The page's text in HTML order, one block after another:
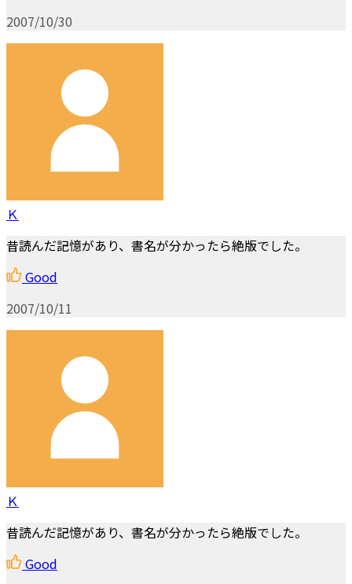
2007/10/30
Ｋ
昔読んだ記憶があり、書名が分かったら絶版でした。
Good
2007/10/11
Ｋ
昔読んだ記憶があり、書名が分かったら絶版でした。
Good